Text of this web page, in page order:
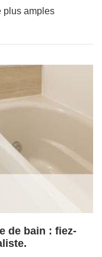
plus amples
de bain : fiez-